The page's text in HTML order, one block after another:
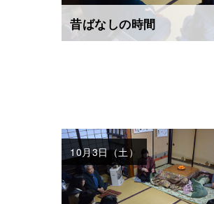
昔ばなしの時間
10月3日（土）